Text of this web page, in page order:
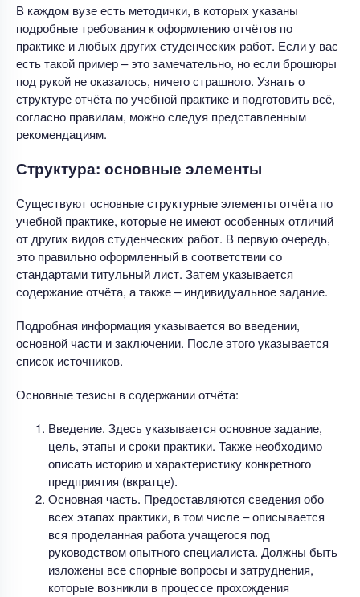
В каждом вузе есть методички, в которых указаны
подробные требования к оформлению отчётов по
практике и любых других студенческих работ. Если у вас
есть такой пример – это замечательно, но если брошюры
под рукой не оказалось, ничего страшного. Узнать о
структуре отчёта по учебной практике и подготовить всё,
согласно правилам, можно следуя представленным
рекомендациям.
Структура: основные элементы
Существуют основные структурные элементы отчёта по
учебной практике, которые не имеют особенных отличий
от других видов студенческих работ. В первую очередь,
это правильно оформленный в соответствии со
стандартами титульный лист. Затем указывается
содержание отчёта, а также – индивидуальное задание.
Подробная информация указывается во введении,
основной части и заключении. После этого указывается
список источников.
Основные тезисы в содержании отчёта:
Введение. Здесь указывается основное задание,
цель, этапы и сроки практики. Также необходимо
описать историю и характеристику конкретного
предприятия (вкратце).
Основная часть. Предоставляются сведения обо
всех этапах практики, в том числе – описывается
вся проделанная работа учащегося под
руководством опытного специалиста. Должны быть
изложены все спорные вопросы и затруднения,
которые возникли в процессе прохождения